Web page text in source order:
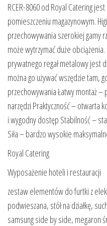
RCER-8060 od Royal Catering
pomieszczeniu magazynowym.
przechowywania szerokiej gamy
może wytrzymać duże
prywatnego regał metalowy jest
można go używać wszędzie tam,
przechowywania Łatwy montaż –
narzędzi Praktyczność – otwarta
i wygodny dostęp Stabilność –
Siła – bardzo wysokie
Royal Catering
Wyposażenie hoteli i restauracji
zestaw elementów do furtki z
podwieszana, stół na działkę,
samsung side by side, megaron